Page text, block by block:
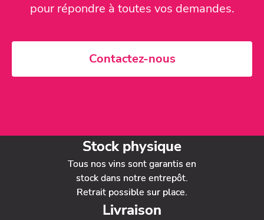
pour répondre à toutes vos demandes.
Contactez-nous
Stock physique
Tous nos vins sont garantis en
stock dans notre entrepôt.
Retrait possible sur place.
Livraison